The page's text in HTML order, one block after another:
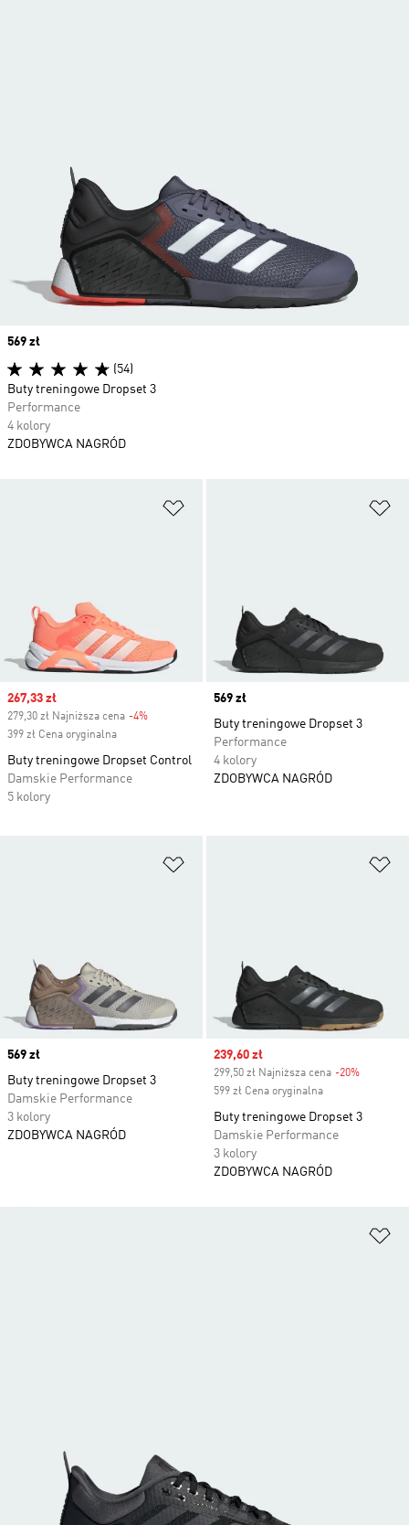
Sale price
267,33 zł
279,30 zł Najniższa cena -4%
399 zł Cena oryginalna
Buty treningowe Dropset Control
Damskie Performance
5 kolory
Price
569 zł
Buty treningowe Dropset 3
Performance
4 kolory
ZDOBYWCA NAGRÓD
Price
569 zł
Buty treningowe Dropset 3
Damskie Performance
3 kolory
ZDOBYWCA NAGRÓD
Sale price
239,60 zł
299,50 zł Najniższa cena -20%
599 zł Cena oryginalna
Buty treningowe Dropset 3
Damskie Performance
3 kolory
ZDOBYWCA NAGRÓD
Price
569 zł
(54)
Buty treningowe Dropset 3
Performance
4 kolory
ZDOBYWCA NAGRÓD